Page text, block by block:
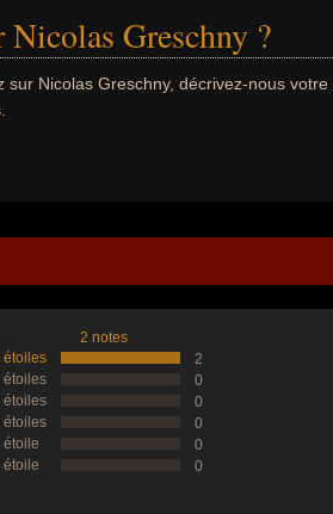
Nicolas Greschny ?
Nicolas Greschny, décrivez-nous
2 notes
étoiles
2
étoiles
0
étoiles
0
étoiles
0
étoile
0
étoile
0